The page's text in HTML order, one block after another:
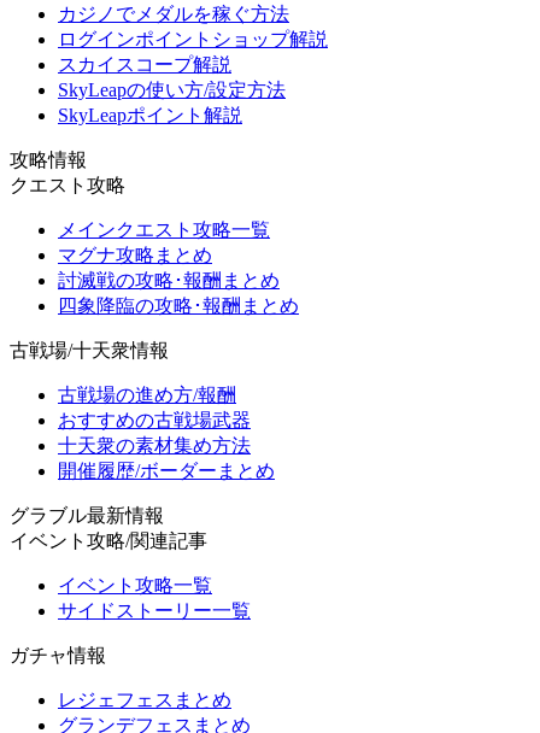
カジノでメダルを稼ぐ方法
ログインポイントショップ解説
スカイスコープ解説
SkyLeapの使い方/設定方法
SkyLeapポイント解説
攻略情報
クエスト攻略
メインクエスト攻略一覧
マグナ攻略まとめ
討滅戦の攻略･報酬まとめ
四象降臨の攻略･報酬まとめ
古戦場/十天衆情報
古戦場の進め方/報酬
おすすめの古戦場武器
十天衆の素材集め方法
開催履歴/ボーダーまとめ
グラブル最新情報
イベント攻略/関連記事
イベント攻略一覧
サイドストーリー一覧
ガチャ情報
レジェフェスまとめ
グランデフェスまとめ